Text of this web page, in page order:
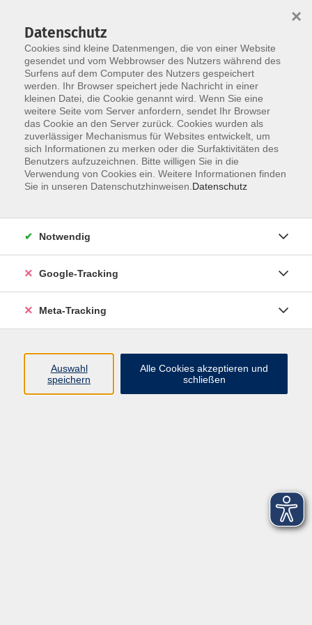
Skip to main content
Der Kurs konnte nicht gefunden werden.
Über uns
Datenschutz
Cookies sind kleine Datenmengen, die von einer Website
gesendet und vom Webbrowser des Nutzers während des
Surfens auf dem Computer des Nutzers gespeichert
werden. Ihr Browser speichert jede Nachricht in einer
kleinen Datei, die Cookie genannt wird. Wenn Sie eine
weitere Seite vom Server anfordern, sendet Ihr Browser
das Cookie an den Server zurück. Cookies wurden als
zuverlässiger Mechanismus für Websites entwickelt, um
sich Informationen zu merken oder die Surfaktivitäten des
Benutzers aufzuzeichnen. Bitte willigen Sie in die
Verwendung von Cookies ein. Weitere Informationen finden
Sie in unseren Datenschutzhinweisen. Datenschutz
×
Notwendig
Google-Tracking
Meta-Tracking
Auswahl
speichern
Alle Cookies akzeptieren und
schließen